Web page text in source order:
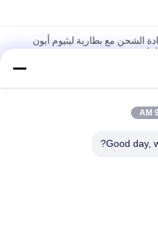
الشحن مع بطارية ليثيوم أيون
Good day,